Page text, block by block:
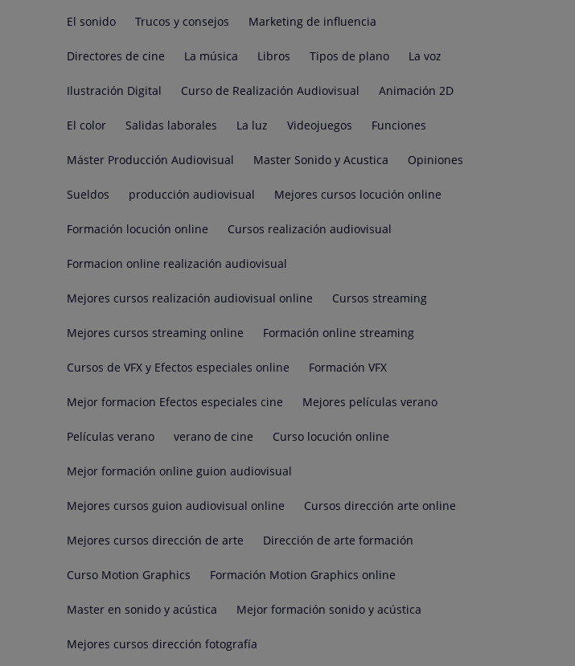
El sonido Trucos y consejos Marketing de influencia
Directores de cine La música Libros Tipos de plano La voz
Ilustración Digital Curso de Realización Audiovisual Animación 2D
El color Salidas laborales La luz Videojuegos Funciones
Máster Producción Audiovisual Master Sonido y Acustica Opiniones
Sueldos producción audiovisual Mejores cursos locución online
Formación locución online Cursos realización audiovisual
Formacion online realización audiovisual
Mejores cursos realización audiovisual online Cursos streaming
Mejores cursos streaming online Formación online streaming
Cursos de VFX y Efectos especiales online Formación VFX
Mejor formacion Efectos especiales cine Mejores películas verano
Películas verano verano de cine Curso locución online
Mejor formación online guion audiovisual
Mejores cursos guion audiovisual online Cursos dirección arte online
Mejores cursos dirección de arte Dirección de arte formación
Curso Motion Graphics Formación Motion Graphics online
Master en sonido y acústica Mejor formación sonido y acústica
Mejores cursos dirección fotografía